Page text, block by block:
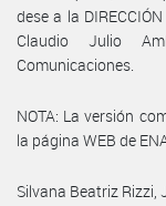
dese a la
Claudio Julio
Comunicaciones.
NOTA: La versión
la página WEB de
Silvana Beatriz Rizzi,